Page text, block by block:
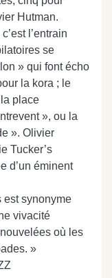
Hutman.
l’entrain
se
» qui font écho
la kora ; le
place
», ou la
». Olivier
Tucker’s
d’un éminent
est synonyme
vivacité
où les
»